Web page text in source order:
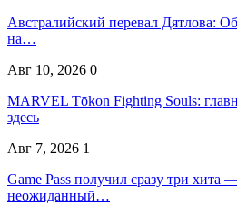
Австралийский перевал Дятлова:
на…
Авг 10, 2026 0
MARVEL Tōkon Fighting Souls:
здесь
Авг 7, 2026 1
Game Pass получил сразу три хита
неожиданный…